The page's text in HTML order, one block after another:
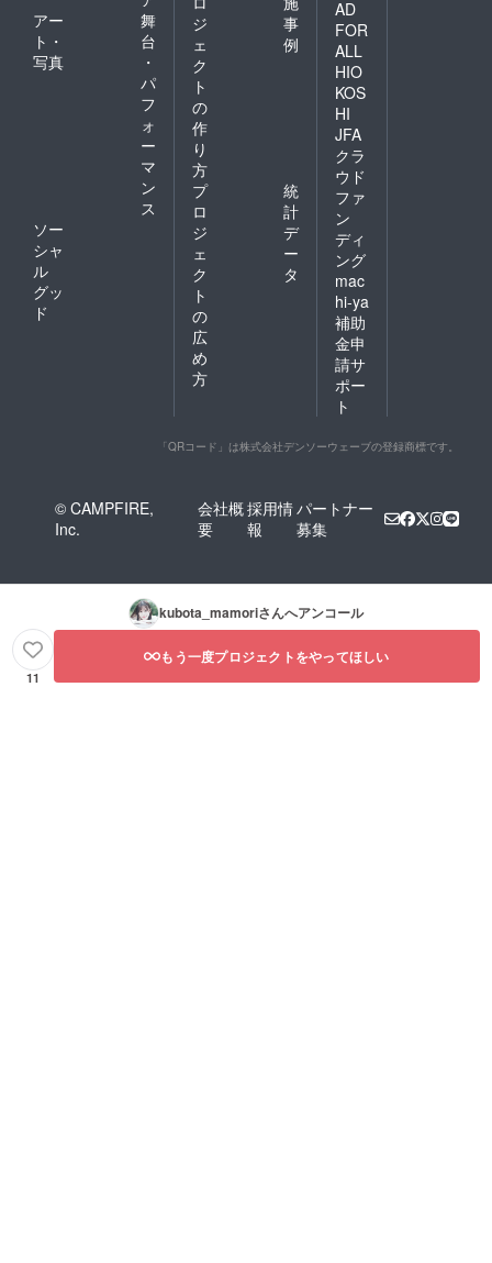
アー
ト・
写真
舞
台
・
パ
フ
ォ
ー
マ
ン
ス
ソー
シャ
ル
グッ
ド
ジ
ェ
ク
ト
の
作
り
方
事
例
プ
ロ
ジ
ェ
ク
ト
の
広
め
方
統
計
デ
ー
タ
AD
FOR
ALL
HIO
KOS
HI
JFA
クラ
ウド
ファ
ン
ディ
ング
mac
hi-ya
補助
金申
請サ
ポー
ト
「QRコード」は株式会社デンソーウェーブの登録商標です。
© CAMPFIRE,
Inc.
会社概
要
採用情
報
パートナー
募集
kubota_mamoriさんへアンコール
11
もう一度プロジェクトをやってほしい